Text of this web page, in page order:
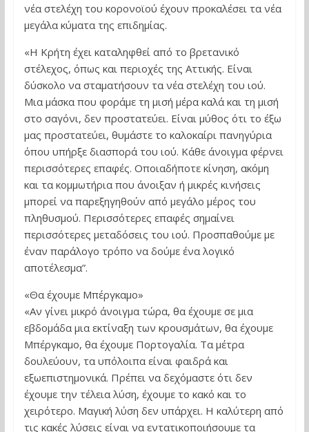
νέα στελέχη του κορονοϊού έχουν προκαλέσει τα νέα
μεγάλα κύματα της επιδημίας.
«Η Κρήτη έχει καταληφθεί από το βρετανικό
στέλεχος, όπως και περιοχές της Αττικής. Είναι
δύσκολο να σταματήσουν τα νέα στελέχη του ιού.
Μια μάσκα που φοράμε τη μισή μέρα καλά και τη μισή
στο σαγόνι, δεν προστατεύει. Είναι μύθος ότι το έξω
μας προστατεύει, θυμάστε το καλοκαίρι πανηγύρια
όπου υπήρξε διασπορά του ιού. Κάθε άνοιγμα φέρνει
περισσότερες επαφές. Οποιαδήποτε κίνηση, ακόμη
και τα κομμωτήρια που άνοιξαν ή μικρές κινήσεις
μπορεί να παρεξηγηθούν από μεγάλο μέρος του
πληθυσμού. Περισσότερες επαφές σημαίνει
περισσότερες μεταδόσεις του ιού. Προσπαθούμε με
έναν παράλογο τρόπο να δούμε ένα λογικό
αποτέλεσμα”.
«Θα έχουμε Μπέργκαμο»
«Αν γίνει μικρό άνοιγμα τώρα, θα έχουμε σε μια
εβδομάδα μια εκτίναξη των κρουσμάτων, θα έχουμε
Μπέργκαμο, θα έχουμε Πορτογαλία. Τα μέτρα
δουλεύουν, τα υπόλοιπα είναι φαιδρά και
εξωεπιστημονικά. Πρέπει να δεχόμαστε ότι δεν
έχουμε την τέλεια λύση, έχουμε το κακό και το
χειρότερο. Μαγική λύση δεν υπάρχει. Η καλύτερη από
τις κακές λύσεις είναι να εντατικοποιήσουμε τα